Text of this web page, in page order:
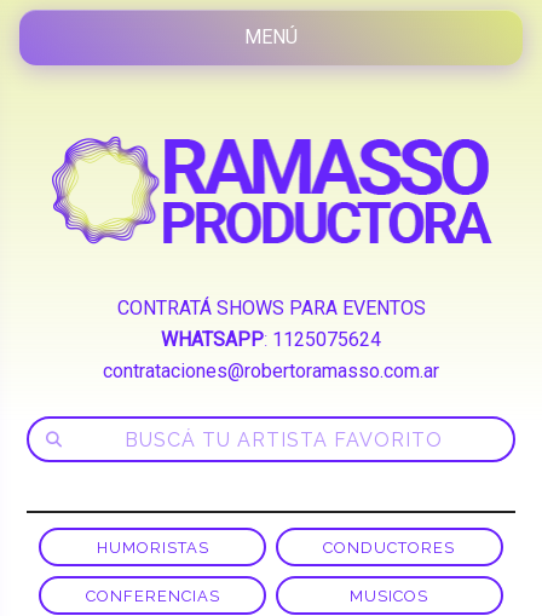
CONTRATÁ SHOWS PARA EVENTOS
WHATSAPP: 1125075624
contrataciones@robertoramasso.com.ar
HUMORISTAS CONDUCTORES
CONFERENCIAS MUSICOS